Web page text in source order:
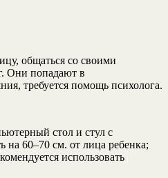
общаться со своими
Они попадают в
требуется помощь психолога.
стол и стул с
на 60–70 см. от лица ребенка;
использовать